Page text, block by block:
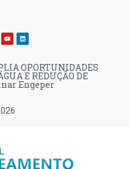
OPORTUNIDADES
E REDUÇÃO DE
Engeper